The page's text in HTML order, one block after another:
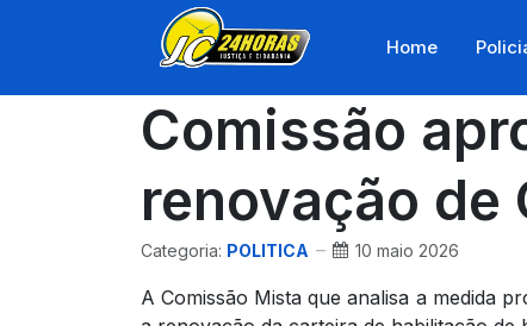
Home
Comissão
renovação de
Categoria: POLITICA 10 maio 2026
A Comissão Mista que analisa a medida